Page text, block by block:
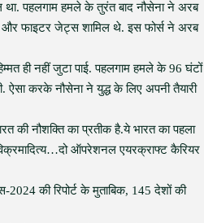
था. पहलगाम हमले के तुरंत बाद नौसेना ने अरब
और फाइटर जेट्स शामिल थे. इस फोर्स ने अरब
ही नहीं जुटा पाई. पहलगाम हमले के 96 घंटों
करके नौसेना ने युद्ध के लिए अपनी तैयारी
की नौशक्ति का प्रतीक है.ये भारत का पहला
ऑपरेशनल एयरक्राफ्ट कैरियर
2024 की रिपोर्ट के मुताबिक, 145 देशों की